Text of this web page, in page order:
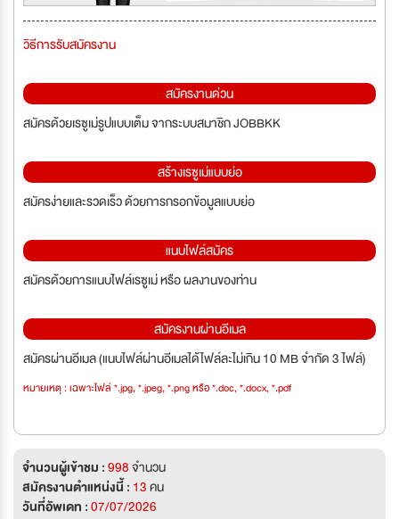
วิธีการรับสมัครงาน
สมัครงานด่วน
สมัครด้วยเรซูเม่รูปแบบเต็ม จากระบบสมาชิก JOBBKK
สร้างเรซูเม่แบบย่อ
สมัครง่ายและรวดเร็ว ด้วยการกรอกข้อมูลแบบย่อ
แนบไฟล์สมัคร
สมัครด้วยการแนบไฟล์เรซูเม่ หรือ ผลงานของท่าน
สมัครงานผ่านอีเมล
สมัครผ่านอีเมล (แนบไฟล์ผ่านอีเมลได้ไฟล์ละไม่เกิน 10 MB จำกัด 3 ไฟล์)
หมายเหตุ : เฉพาะไฟล์ *.jpg, *.jpeg, *.png หรือ *.doc, *.docx, *.pdf
จำนวนผู้เข้าชม :998จำนวน
สมัครงานตำแหน่งนี้ : 13คน
วันที่อัพเดท :07/07/2026